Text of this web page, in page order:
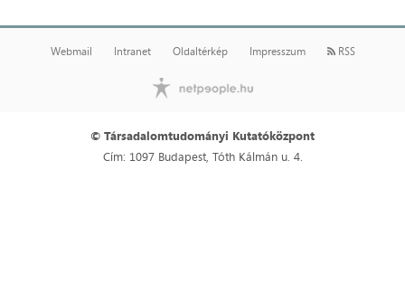
Webmail Intranet Oldaltérkép Impresszum RSS
© Társadalomtudományi Kutatóközpont
Cím: 1097 Budapest, Tóth Kálmán u. 4.